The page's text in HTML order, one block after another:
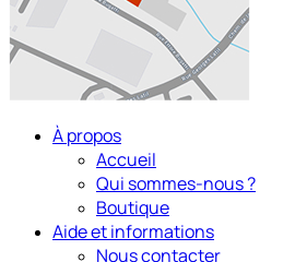
À propos
Accueil
Qui sommes-nous ?
Boutique
Aide et informations
Nous contacter